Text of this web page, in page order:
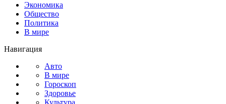
Экономика
Общество
Политика
В мире
Навигация
Авто
В мире
Гороскоп
Здоровье